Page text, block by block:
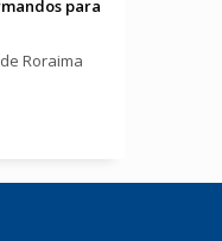
para
Roraima